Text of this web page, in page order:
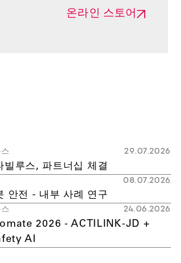
온라인 스토어
29. 07.2026
빌루스, 파트너십 체결
08. 07.2026
안전 - 내부 사례 연구
24. 06.2026
2026 - ACTILINK-JD +
AI